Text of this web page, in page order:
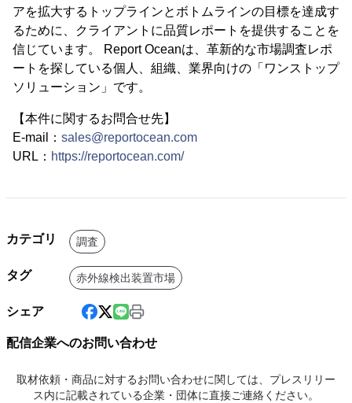
アを拡大するトップラインとボトムラインの目標を達成す
るために、クライアントに品質レポートを提供することを
信じています。 Report Oceanは、革新的な市場調査レポ
ートを探している個人、組織、業界向けの「ワンストップ
ソリューション」です。
【本件に関するお問合せ先】
E-mail： sales@reportocean.com
URL： https://reportocean.com/
カテゴリ 調査
タグ 赤外線検出装置市場
シェア
配信企業へのお問い合わせ
取材依頼・商品に対するお問い合わせに関しては、プレスリリー
ス内に記載されている企業・団体に直接ご連絡ください。